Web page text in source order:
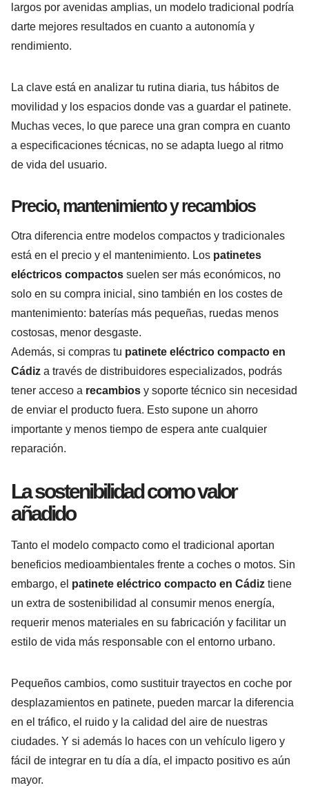
largos por avenidas amplias, un modelo tradicional podría
darte mejores resultados en cuanto a autonomía y
rendimiento.
La clave está en analizar tu rutina diaria, tus hábitos de
movilidad y los espacios donde vas a guardar el patinete.
Muchas veces, lo que parece una gran compra en cuanto
a especificaciones técnicas, no se adapta luego al ritmo
de vida del usuario.
Precio, mantenimiento y recambios
Otra diferencia entre modelos compactos y tradicionales
está en el precio y el mantenimiento. Los patinetes
eléctricos compactos suelen ser más económicos, no
solo en su compra inicial, sino también en los costes de
mantenimiento: baterías más pequeñas, ruedas menos
costosas, menor desgaste.
Además, si compras tu patinete eléctrico compacto en
Cádiz a través de distribuidores especializados, podrás
tener acceso a recambios y soporte técnico sin necesidad
de enviar el producto fuera. Esto supone un ahorro
importante y menos tiempo de espera ante cualquier
reparación.
La sostenibilidad como valor
añadido
Tanto el modelo compacto como el tradicional aportan
beneficios medioambientales frente a coches o motos. Sin
embargo, el patinete eléctrico compacto en Cádiz tiene
un extra de sostenibilidad al consumir menos energía,
requerir menos materiales en su fabricación y facilitar un
estilo de vida más responsable con el entorno urbano.
Pequeños cambios, como sustituir trayectos en coche por
desplazamientos en patinete, pueden marcar la diferencia
en el tráfico, el ruido y la calidad del aire de nuestras
ciudades. Y si además lo haces con un vehículo ligero y
fácil de integrar en tu día a día, el impacto positivo es aún
mayor.